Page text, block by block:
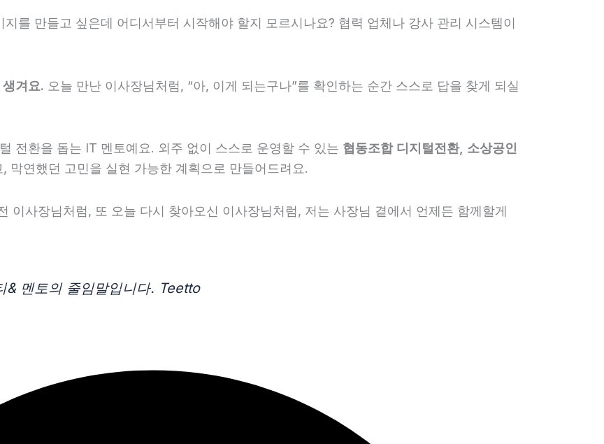
를 만들고 싶은데 어디서부터 시작해야 할지 모르시나요? 협력 업체나 강사 관리 시스템이
겨요. 오늘 만난 이사장님처럼, “아, 이게 되는구나”를 확인하는 순간 스스로 답을 찾게 되실
전환을 돕는 IT 멘토예요. 외주 없이 스스로 운영할 수 있는 협동조합 디지털전환, 소상공인
막연했던 고민을 실현 가능한 계획으로 만들어드려요.
이사장님처럼, 또 오늘 다시 찾아오신 이사장님처럼, 저는 사장님 곁에서 언제든 함께할게
& 멘토의 줄임말입니다. Teetto